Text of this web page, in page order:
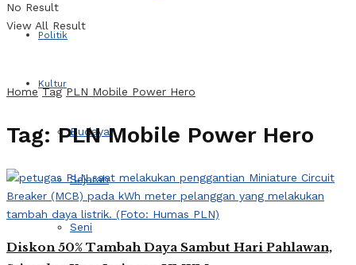
Politik
Kultur
Budaya
Sejarah
Seni
No Result
View All Result
Home Tag PLN Mobile Power Hero
Tag:PLN Mobile Power Hero
Diskon 50% Tambah Daya Sambut Hari Pahlawan,